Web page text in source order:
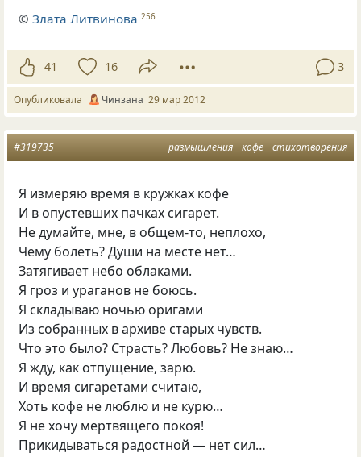
©Злата Литвинова 256
41 16 3
Опубликовала Чинзана 29 мар 2012
размышления кофе стихотворения
#319735
Я измеряю время в кружках кофе
И в опустевших пачках сигарет.
Не думайте, мне, в общем-то, неплохо,
Чему болеть? Души на месте нет…
Затягивает небо облаками.
Я гроз и ураганов не боюсь.
Я складываю ночью оригами
Из собранных в архиве старых чувств.
Что это было? Страсть? Любовь? Не знаю…
Я жду, как отпущение, зарю.
И время сигаретами считаю,
Хоть кофе не люблю и не курю…
Я не хочу мертвящего покоя!
Прикидываться радостной — нет сил…